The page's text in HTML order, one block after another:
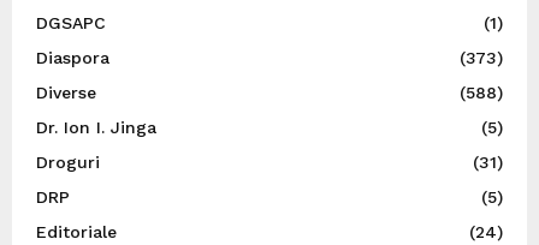
DGSAPC
(1)
Diaspora
(373)
Diverse
(588)
Dr. Ion I. Jinga
(5)
Droguri
(31)
DRP
(5)
Editoriale
(24)